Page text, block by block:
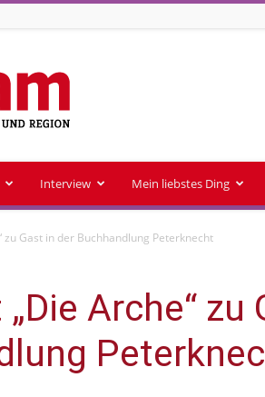
Interview Mein liebstes Ding
zu Gast in der Buchhandlung Peterknecht
Arche“ zu